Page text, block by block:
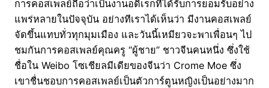
การคอสเพลย์ถือว่าเป็นงานอดิเรกที่ได้รับการยอมรับอย่าง
แพร่หลายในปัจจุบัน อย่างทีเราได้เห็นว่า มีงานคอสเพลย์
จัดขึ้นแทบทั่วทุกมุมเมือง และวันนี้เหมียวจะพาเพื่อนๆ ไป
ชมกันการคอสเพลย์คุณครู “ผู้ชาย” ชาวจีนคนหนึ่ง ซึ่งใช้
ชื่อใน Weibo โซเชียลมีเดียของจีนว่า Crome Moe ซึ่ง
เขาชื่นชอบการคอสเพลย์เป็นตัวการ์ตูนหญิงเป็นอย่างมาก